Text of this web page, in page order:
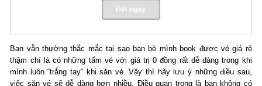
Bạn vẫn thường thắc mắc tại sao bạn bè mình book được vé giá rẻ
thậm chí là có những tấm vé với giá trị 0 đồng rất dễ dàng trong khi
mình luôn “trắng tay” khi săn vé. Vậy thì hãy lưu ý những điều sau,
việc săn vé sẽ dễ dàng hơn nhiều. Điều quan trọng là bạn không có